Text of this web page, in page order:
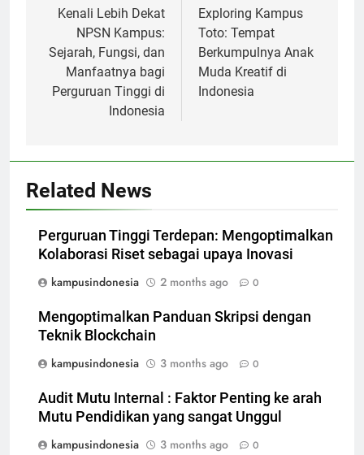
navigation
Kenali Lebih Dekat
NPSN Kampus:
Sejarah, Fungsi, dan
Manfaatnya bagi
Perguruan Tinggi di
Indonesia
Exploring Kampus
Toto: Tempat
Berkumpulnya Anak
Muda Kreatif di
Indonesia
Related News
Perguruan Tinggi Terdepan: Mengoptimalkan
Kolaborasi Riset sebagai upaya Inovasi
kampusindonesia
2 months ago 0
Mengoptimalkan Panduan Skripsi dengan
Teknik Blockchain
kampusindonesia
3 months ago 0
Audit Mutu Internal : Faktor Penting ke arah
Mutu Pendidikan yang sangat Unggul
kampusindonesia
3 months ago 0